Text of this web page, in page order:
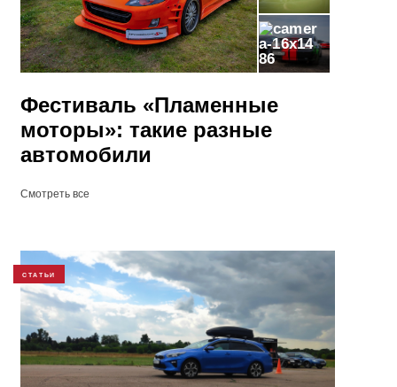
86
Фестиваль «Пламенные
моторы»: такие разные
автомобили
Смотреть все
СТАТЬИ